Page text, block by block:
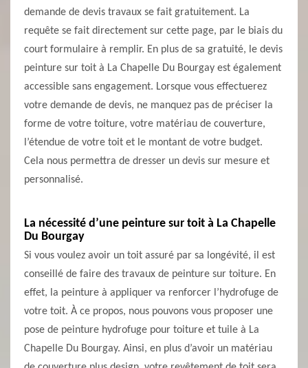
demande de devis travaux se fait gratuitement. La
requête se fait directement sur cette page, par le biais du
court formulaire à remplir. En plus de sa gratuité, le devis
peinture sur toit à La Chapelle Du Bourgay est également
accessible sans engagement. Lorsque vous effectuerez
votre demande de devis, ne manquez pas de préciser la
forme de votre toiture, votre matériau de couverture,
l’étendue de votre toit et le montant de votre budget.
Cela nous permettra de dresser un devis sur mesure et
personnalisé.
La nécessité d’une peinture sur toit à La Chapelle
Du Bourgay
Si vous voulez avoir un toit assuré par sa longévité, il est
conseillé de faire des travaux de peinture sur toiture. En
effet, la peinture à appliquer va renforcer l’hydrofuge de
votre toit. À ce propos, nous pouvons vous proposer une
pose de peinture hydrofuge pour toiture et tuile à La
Chapelle Du Bourgay. Ainsi, en plus d’avoir un matériau